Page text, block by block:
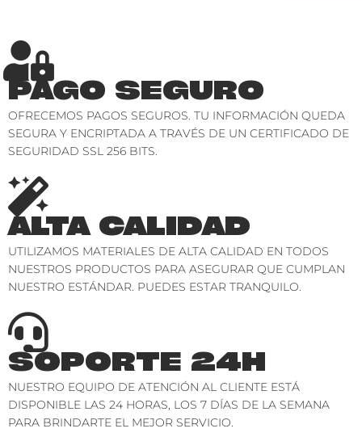
PAGO SEGURO
OFRECEMOS PAGOS SEGUROS. TU INFORMACIÓN QUEDA
SEGURA Y ENCRIPTADA A TRAVÉS DE UN CERTIFICADO DE
SEGURIDAD SSL 256 BITS.
ALTA CALIDAD
UTILIZAMOS MATERIALES DE ALTA CALIDAD EN TODOS
NUESTROS PRODUCTOS PARA ASEGURAR QUE CUMPLAN
NUESTRO ESTÁNDAR. PUEDES ESTAR TRANQUILO.
SOPORTE 24H
NUESTRO EQUIPO DE ATENCIÓN AL CLIENTE ESTÁ
DISPONIBLE LAS 24 HORAS, LOS 7 DÍAS DE LA SEMANA
PARA BRINDARTE EL MEJOR SERVICIO.